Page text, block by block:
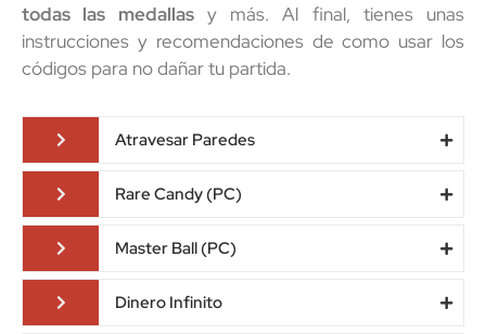
todas las medallasy más. Al final, tienes unas
instrucciones y recomendaciones de como usar los
códigos para no dañar tu partida.
Atravesar Paredes
Rare Candy (PC)
Master Ball (PC)
Dinero Infinito